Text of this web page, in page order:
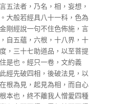
五法者，乃名，相，妄想，
大般若經具八十一科，色為
剛經說一句不住色佈施，言
自五蘊，六根，十八界，十
，三十七助道品，以至菩提
是也。經只一卷，文約義
經先破四相，後破法見，以
根為見，起見為相，而自心
本也，終不離我人憎愛四種